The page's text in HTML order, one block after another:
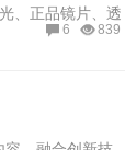
、正品镜片、透
839
6